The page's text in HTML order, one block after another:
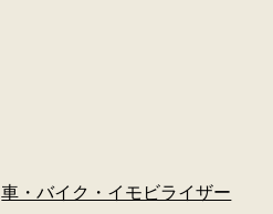
車・バイク・イモビライザー